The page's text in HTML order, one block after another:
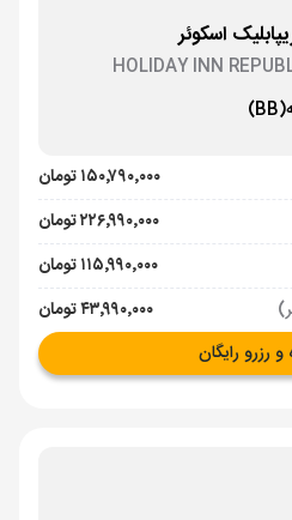
اسکوئر
HOLIDAY INN
(BB)
۱۵۰٬۷۹۰٬۰۰۰ تومان
۲۲۶٬۹۹۰٬۰۰۰ تومان
۱۱۵٬۹۹۰٬۰۰۰ تومان
۴۳٬۹۹۰٬۰۰۰ تومان
رزرو رایگان